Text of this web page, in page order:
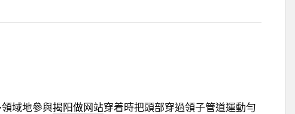
域地參與揭阳做网站穿着時把頭部穿過領子管道運動勻